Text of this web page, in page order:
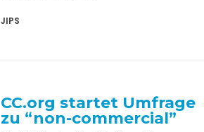
JIPS
CC.org startet Umfrage
zu “non-commercial”